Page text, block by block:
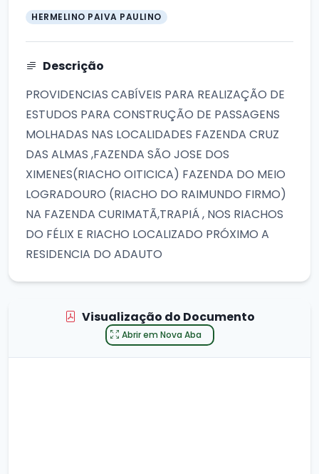
HERMELINO PAIVA PAULINO
Descrição
PROVIDENCIAS CABÍVEIS PARA REALIZAÇÃO DE
ESTUDOS PARA CONSTRUÇÃO DE PASSAGENS
MOLHADAS NAS LOCALIDADES FAZENDA CRUZ
DAS ALMAS ,FAZENDA SÃO JOSE DOS
XIMENES(RIACHO OITICICA) FAZENDA DO MEIO
LOGRADOURO (RIACHO DO RAIMUNDO FIRMO)
NA FAZENDA CURIMATÃ,TRAPIÁ , NOS RIACHOS
DO FÉLIX E RIACHO LOCALIZADO PRÓXIMO A
RESIDENCIA DO ADAUTO
Visualização do Documento
Abrir em Nova Aba